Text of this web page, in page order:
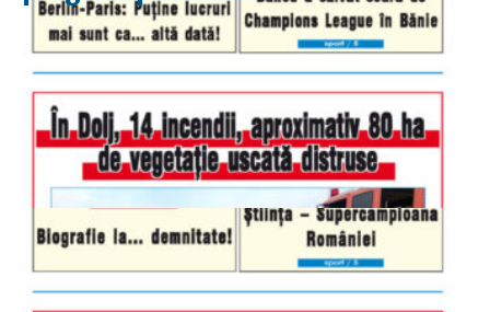
luni-vineri
9.00 - 17.00
duminică
9.00 - 12.00